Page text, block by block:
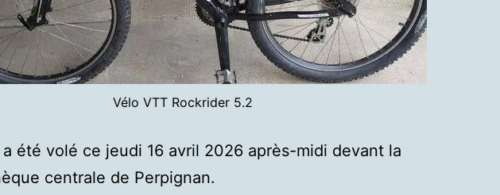
Vélo VTT Rockrider 5.2
été volé ce jeudi 16 avril 2026 après-midi devant la
centrale de Perpignan.